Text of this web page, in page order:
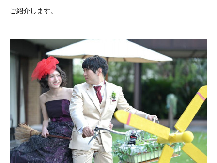
ご紹介します。